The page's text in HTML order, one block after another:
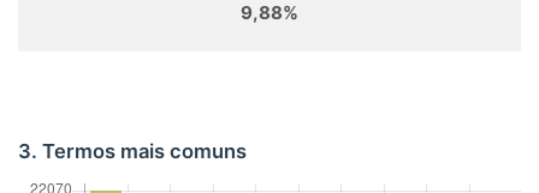
9,88%
3. Termos mais comuns